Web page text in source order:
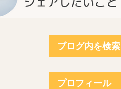
ブログ内を検索
プロフィール